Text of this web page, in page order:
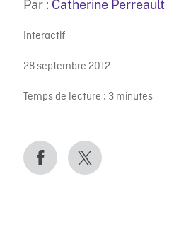
Par : Catherine Perreault
Interactif
28 septembre 2012
Temps de lecture : 3 minutes